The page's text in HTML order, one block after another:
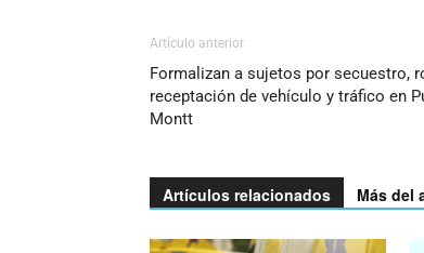
Artículo anterior
Formalizan a sujetos por secuestro,
receptación de vehículo y tráfico en
Montt
Artículos relacionados Más del